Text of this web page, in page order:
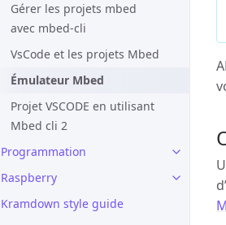
Gérer les projets mbed
avec mbed-cli
VsCode et les projets Mbed
Émulateur Mbed
Projet VSCODE en utilisant
Mbed cli 2
Programmation
Raspberry
Kramdown style guide